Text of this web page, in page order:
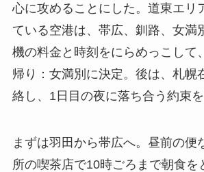
心に攻めることにした。道東エリ
ている空港は、帯広、釧路、女満
機の料金と時刻をにらめっこして
帰り：女満別に決定。後は、札幌
絡し、1日目の夜に落ち合う約束を
まずは羽田から帯広へ。昼前の便
所の喫茶店で10時ごろまで朝食を